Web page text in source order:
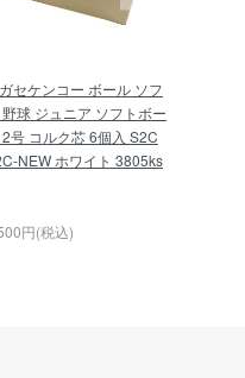
セケンコー ボール ソフ
野球 ジュニア ソフトボー
2号 コルク芯 6個入 S2C
NEW ホワイト 3805ks
円(税込)